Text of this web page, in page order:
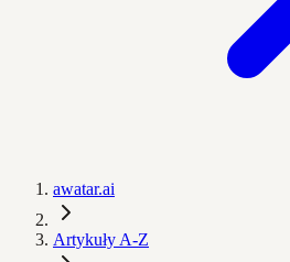
awatar.ai
Artykuły A-Z